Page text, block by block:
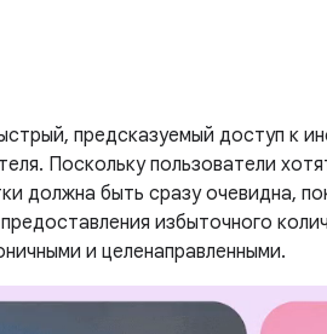
предсказуемый доступ к
Поскольку пользователи
должна быть сразу очевидна,
избыточного
и целенаправленными.